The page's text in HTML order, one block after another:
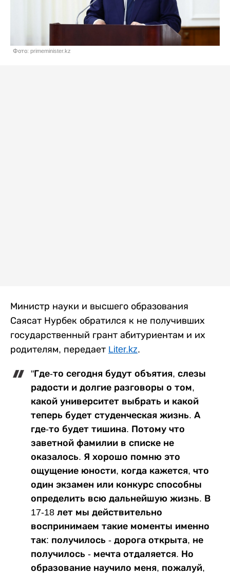
Фото: primeminister.kz
Министр науки и высшего образования
Саясат Нурбек обратился к не получивших
государственный грант абитуриентам и их
родителям, передает Liter.kz.
"Где-то сегодня будут объятия, слезы
радости и долгие разговоры о том,
какой университет выбрать и какой
теперь будет студенческая жизнь. А
где-то будет тишина. Потому что
заветной фамилии в списке не
оказалось. Я хорошо помню это
ощущение юности, когда кажется, что
один экзамен или конкурс способны
определить всю дальнейшую жизнь. В
17-18 лет мы действительно
воспринимаем такие моменты именно
так: получилось - дорога открыта, не
получилось - мечта отдаляется. Но
образование научило меня, пожалуй,